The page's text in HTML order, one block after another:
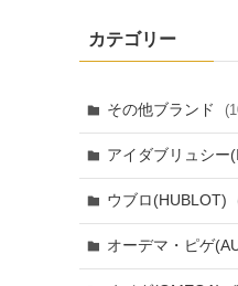
カテゴリー
その他ブランド
アイダブリュシー
ウブロ(HUBLOT)
オーデマ・ピゲ